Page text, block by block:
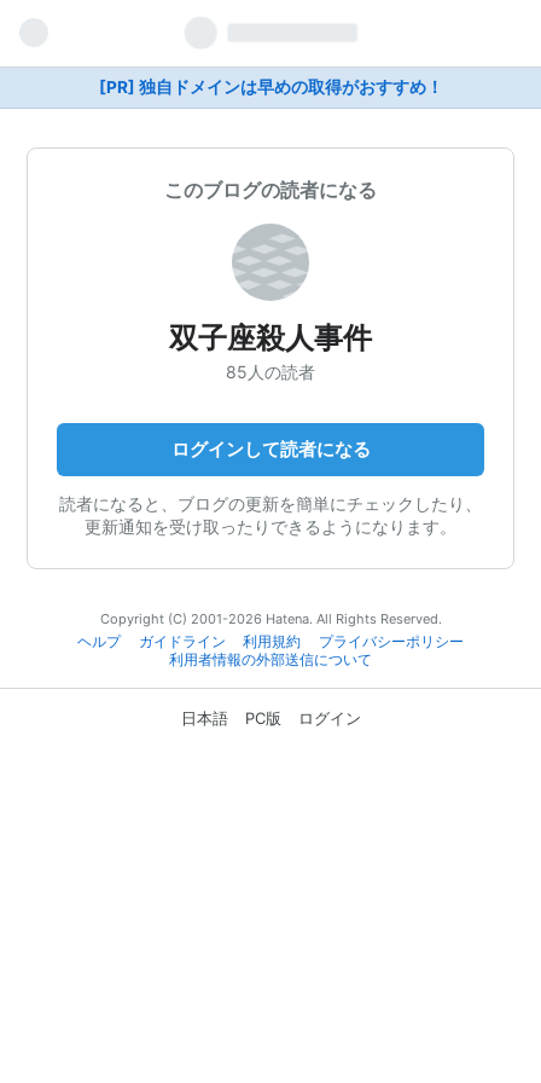
[PR] 独自ドメインは早めの取得がおすすめ！
このブログの読者になる
双子座殺人事件
85人の読者
ログインして読者になる
読者になると、ブログの更新を簡単にチェックしたり、
更新通知を受け取ったりできるようになります。
Copyright (C) 2001-2026 Hatena. All Rights Reserved.
ヘルプ
ガイドライン 利用規約
プライバシーポリシー
利用者情報の外部送信について
日本語 PC版 ログイン